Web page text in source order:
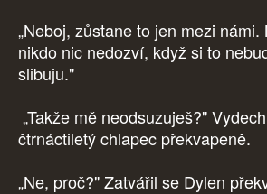
„Neboj, zůstane to jen mezi
nikdo nic nedozví, když si to
slibuju."
„Takže mě neodsuzuješ?"
čtrnáctiletý chlapec překvapeně.
„Ne, proč?" Zatvářil se Dylen